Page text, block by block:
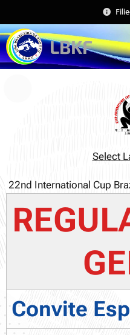
LBKF
Select
22nd International Cup
Convite